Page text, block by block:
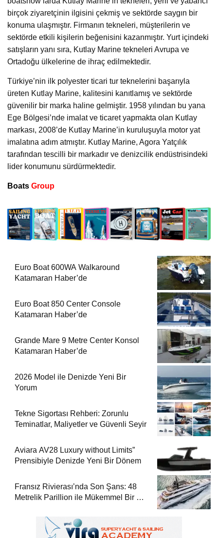
birçok ziyaretçinin ilgisini çekmiş ve sektörde saygın bir
konuma ulaşmıştır. Firmanın tekneleri, müşterilerin ve
sektörde etkili kişilerin beğenisini kazanmıştır. Yurt içindeki
satışların yanı sıra, Kutlay Marine tekneleri Avrupa ve
Ortadoğu ülkelerine de ihraç edilmektedir.
Türkiye’nin ilk polyester ticari tur teknelerini başarıyla
üreten Kutlay Marine, kalitesini kanıtlamış ve sektörde
güvenilir bir marka haline gelmiştir. 1958 yılından bu yana
Ege Bölgesi’nde imalat ve ticaret yapmakta olan Kutlay
markası, 2008’de Kutlay Marine’in kuruluşuyla motor yat
imalatına adım atmıştır. Kutlay Marine, Agora Yatçılık
tarafından tescilli bir markadır ve denizcilik endüstrisindeki
lider konumunu sürdürmektedir.
Boats Group
Euro Boat 600WA Walkaround
Katamaran Haber’de
Euro Boat 850 Center Console
Katamaran Haber’de
Grande Mare 9 Metre Center Konsol
Katamaran Haber’de
2026 Model ile Denizde Yeni Bir
Yorum
Tekne Sigortası Rehberi: Zorunlu
Teminatlar, Maliyetler ve Güvenli Seyir
Aviara AV28 Luxury without Limits”
Prensibiyle Denizde Yeni Bir Dönem
Fransız Rivierası’nda Son Şans: 48
Metrelik Parillion ile Mükemmel Bir Yat